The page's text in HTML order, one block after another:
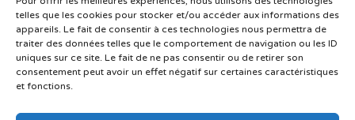
telles que les cookies pour stocker et/ou accéder aux informations des
appareils. Le fait de consentir à ces technologies nous permettra de
traiter des données telles que le comportement de navigation ou les ID
uniques sur ce site. Le fait de ne pas consentir ou de retirer son
consentement peut avoir un effet négatif sur certaines caractéristiques
et fonctions.
Baisse de prix(0)
SUIVEZ-NOUS